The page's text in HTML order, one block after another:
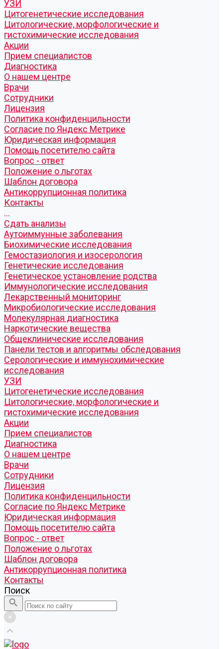
УЗИ
Цитогенетические исследования
Цитологические, морфологические и
гистохимические исследования
Акции
Прием специалистов
Диагностика
О нашем центре
Врачи
Сотрудники
Лицензия
Политика конфиденцильности
Согласие по Яндекс Метрике
Юридическая информация
Помощь посетителю сайта
Вопрос - ответ
Положение о льготах
Шаблон договора
Антикоррупционная политика
Контакты
...
Cдать анализы
Аутоиммунные заболевания
Биохимические исследования
Гемостазиология и изосерология
Генетические исследования
Генетическое установление родства
Иммунологические исследования
Лекарственный мониторинг
Микробиологические исследования
Молекулярная диагностика
Наркотические вещества
Общеклинические исследования
Панели тестов и алгоритмы обследования
Серологические и иммунохимические
исследования
УЗИ
Цитогенетические исследования
Цитологические, морфологические и
гистохимические исследования
Акции
Прием специалистов
Диагностика
О нашем центре
Врачи
Сотрудники
Лицензия
Политика конфиденцильности
Согласие по Яндекс Метрике
Юридическая информация
Помощь посетителю сайта
Вопрос - ответ
Положение о льготах
Шаблон договора
Антикоррупционная политика
Контакты
Поиск